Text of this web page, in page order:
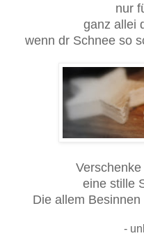
nur
ganz allei
wenn dr Schnee so
eine stille
Die allem
-